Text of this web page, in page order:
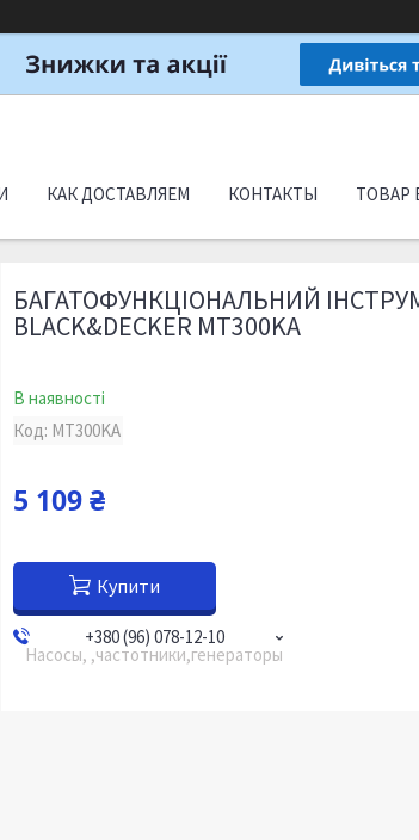
КАК ДОСТАВЛЯЕМ КОНТАКТЫ ТОВАР
БАГАТОФУНКЦІОНАЛЬНИЙ
BLACK&DECKER MT300KA
В наявності
Код: MT300KA
5 109 ₴
Купити
+380 (96) 078-12-10
Насосы, ,частотники,генераторы